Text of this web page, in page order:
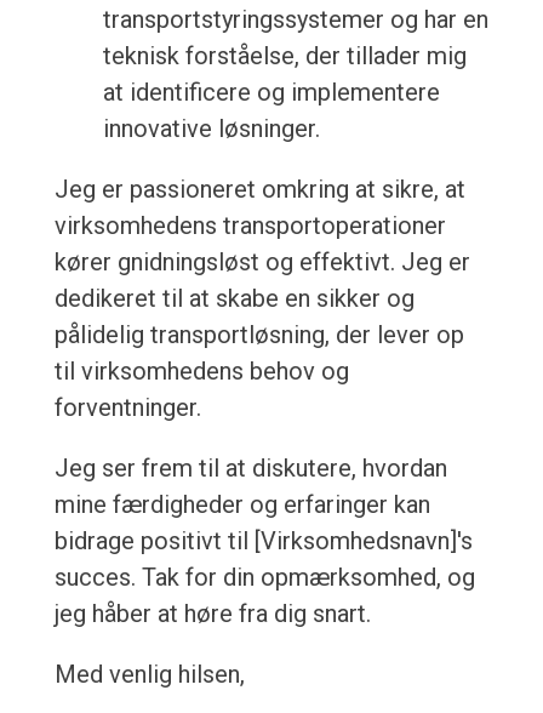
transportstyringssystemer og har en
teknisk forståelse, der tillader mig
at identificere og implementere
innovative løsninger.
Jeg er passioneret omkring at sikre, at
virksomhedens transportoperationer
kører gnidningsløst og effektivt. Jeg er
dedikeret til at skabe en sikker og
pålidelig transportløsning, der lever op
til virksomhedens behov og
forventninger.
Jeg ser frem til at diskutere, hvordan
mine færdigheder og erfaringer kan
bidrage positivt til [Virksomhedsnavn]'s
succes. Tak for din opmærksomhed, og
jeg håber at høre fra dig snart.
Med venlig hilsen,